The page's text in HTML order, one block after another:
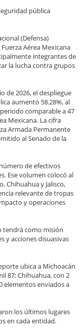
pública
(Defensa)
Aérea Mexicana
integrantes de
la lucha contra grupos
de 2026, el despliegue
aumentó 58.28%, al
comparable a 47
Mexicana. La cifra
Armada Permanente
al Senado de la
de efectivos
Ese volumen colocó al
Chihuahua y Jalisco,
relevante de tropas
y operaciones
tendrá como misión
y acciones disuasivas
ubica a Michoacán
87; Chihuahua, con 2
elementos enviados a
los últimos lugares
en cada entidad.